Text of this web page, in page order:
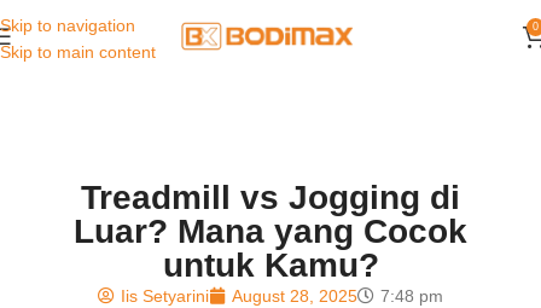
Skip to navigation
Skip to main content
0
Treadmill vs Jogging di
Luar? Mana yang Cocok
untuk Kamu?
Iis Setyarini August 28, 2025
7:48 pm